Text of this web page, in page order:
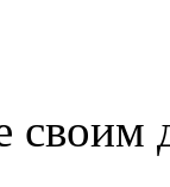
своим